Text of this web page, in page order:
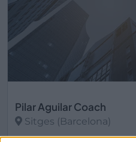
Pilar Aguilar Coach
Sitges (Barcelona)